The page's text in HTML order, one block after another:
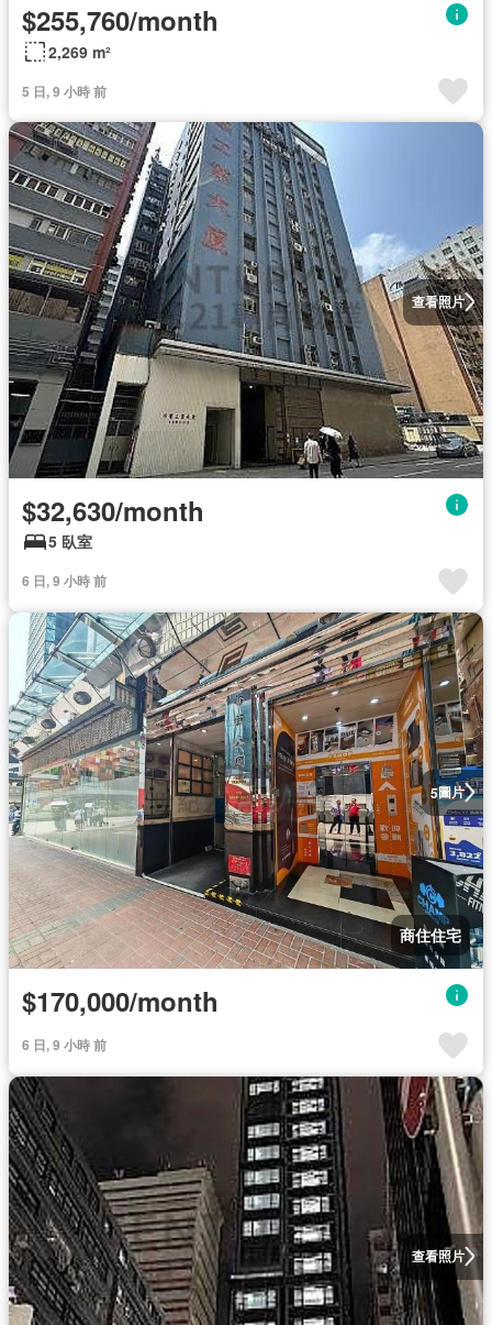
$255,760/month
2,269 m²
5 日, 9 小時 前
查看照片
$32,630/month
5 臥室
6 日, 9 小時 前
5圖片
商住住宅
$170,000/month
6 日, 9 小時 前
查看照片